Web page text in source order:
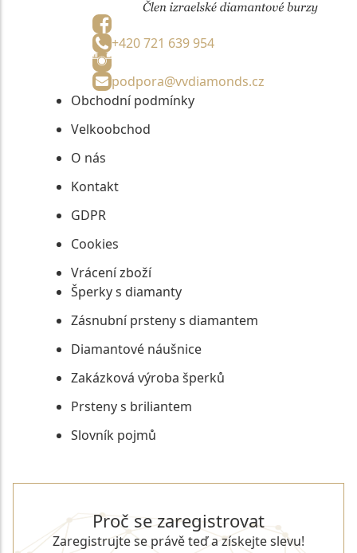
+420 721 639 954
podpora@vvdiamonds.cz
Obchodní podmínky
Velkoobchod
O nás
Kontakt
GDPR
Cookies
Vrácení zboží
Šperky s diamanty
Zásnubní prsteny s diamantem
Diamantové náušnice
Zakázková výroba šperků
Prsteny s briliantem
Slovník pojmů
Proč se zaregistrovat
Zaregistrujte se právě teď a získejte slevu!